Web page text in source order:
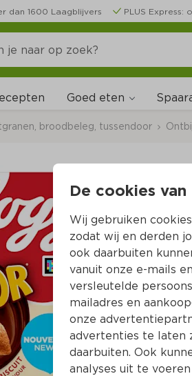
dan 1600 Laagblijvers PLUS Express:
Goed eten
broodbeleg, tussendoor
Per
4.
De cookies van
Wij gebruiken
zodat wij en derden
ook daarbuiten
vanuit onze e-mails
versleutelde
mailadres en
onze
advertenties te laten
daarbuiten. Ook
analyses uit te